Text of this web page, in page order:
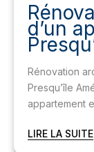
d’un
Rénovation
Presqu’île
appartement
LIRE LA SUITE